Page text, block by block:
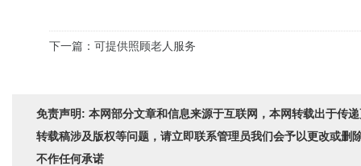
下一篇：可提供照顾老人服务
免责声明: 本网部分文章和信息来源于互联网，本网转载出于传
转载稿涉及版权等问题，请立即联系管理员我们会予以更改或
不作任何承诺